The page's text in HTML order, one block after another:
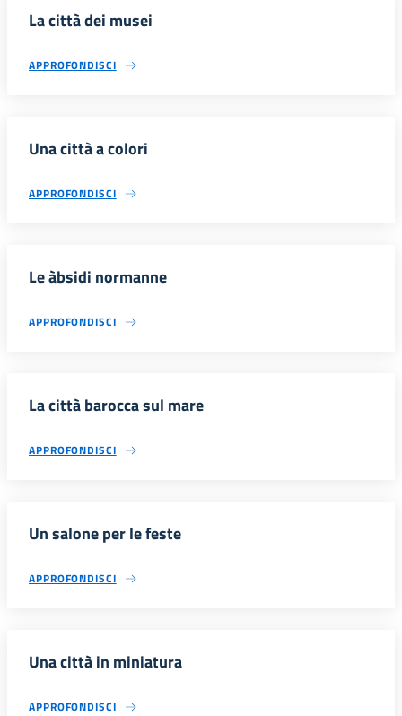
La città dei musei
APPROFONDISCI
Una città a colori
APPROFONDISCI
Le àbsidi normanne
APPROFONDISCI
La città barocca sul mare
APPROFONDISCI
Un salone per le feste
APPROFONDISCI
Una città in miniatura
APPROFONDISCI